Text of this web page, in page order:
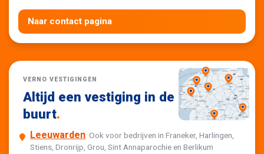
Naar contact pagina
VERNO VESTIGINGEN
Altijd een vestiging in de
buurt.
Leeuwarden: Ook voor bedrijven in Franeker, Harlingen,
Stiens, Dronrijp, Grou, Sint Annaparochie en Berlikum